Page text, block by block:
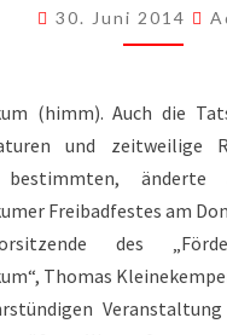
PARTY
30. Juni 2014
(himm). Auch die
und zeitweilige
bestimmten,
Freibadfestes am
des
Thomas